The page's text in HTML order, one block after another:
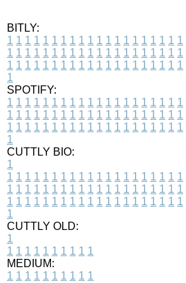
BITLY:
1 1 1 1 1 1 1 1 1 1 1 1 1 1 1 1 1 1 1 1
1 1 1 1 1 1 1 1 1 1 1 1 1 1 1 1 1 1 1 1
1 1 1 1 1 1 1 1 1 1 1 1 1 1 1 1 1 1 1 1
1
SPOTIFY:
1 1 1 1 1 1 1 1 1 1 1 1 1 1 1 1 1 1 1 1
1 1 1 1 1 1 1 1 1 1 1 1 1 1 1 1 1 1 1 1
1 1 1 1 1 1 1 1 1 1 1 1 1 1 1 1 1 1 1 1
1
CUTTLY BIO:
1
1 1 1 1 1 1 1 1 1 1 1 1 1 1 1 1 1 1 1 1
1 1 1 1 1 1 1 1 1 1 1 1 1 1 1 1 1 1 1 1
1 1 1 1 1 1 1 1 1 1 1 1 1 1 1 1 1 1 1 1
1
CUTTLY OLD:
1
1 1 1 1 1 1 1 1 1 1
MEDIUM:
1 1 1 1 1 1 1 1 1 1